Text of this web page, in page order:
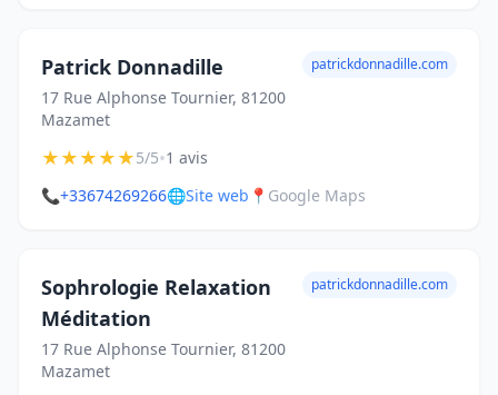
Patrick Donnadille
17 Rue Alphonse Tournier, 81200
Mazamet
patrickdonnadille.com
★★★★★5/5•1 avis
📞+33674269266🌐Site web 📍 Google Maps
Sophrologie Relaxation
Méditation
17 Rue Alphonse Tournier, 81200
Mazamet
patrickdonnadille.com